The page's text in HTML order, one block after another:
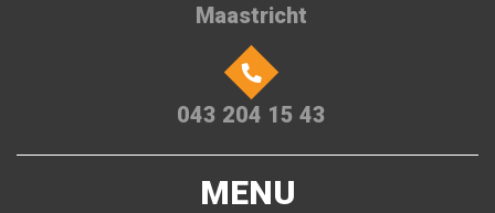
Maastricht
043 204 15 43
MENU